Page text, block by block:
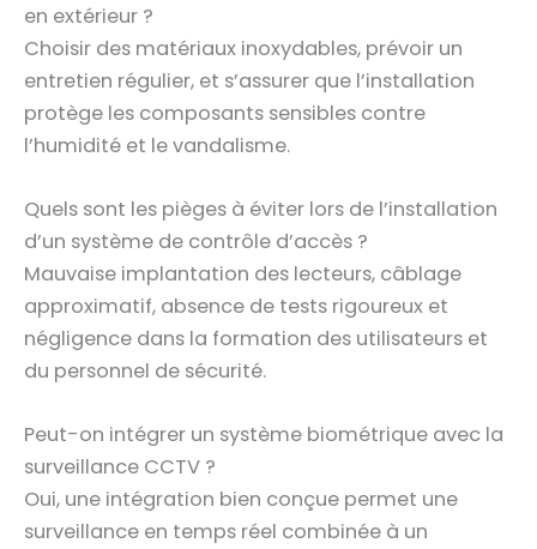
en extérieur ?
Choisir des matériaux inoxydables, prévoir un
entretien régulier, et s’assurer que l’installation
protège les composants sensibles contre
l’humidité et le vandalisme.
Quels sont les pièges à éviter lors de l’installation
d’un système de contrôle d’accès ?
Mauvaise implantation des lecteurs, câblage
approximatif, absence de tests rigoureux et
négligence dans la formation des utilisateurs et
du personnel de sécurité.
Peut-on intégrer un système biométrique avec la
surveillance CCTV ?
Oui, une intégration bien conçue permet une
surveillance en temps réel combinée à un